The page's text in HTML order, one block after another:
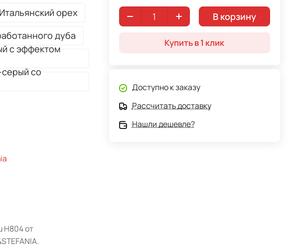
Итальянский орех
дуба
с эффектом
со
H804 от
В корзину
Купить в 1 клик
Доступно к заказу
Рассчитать доставку
Нашли дешевле?